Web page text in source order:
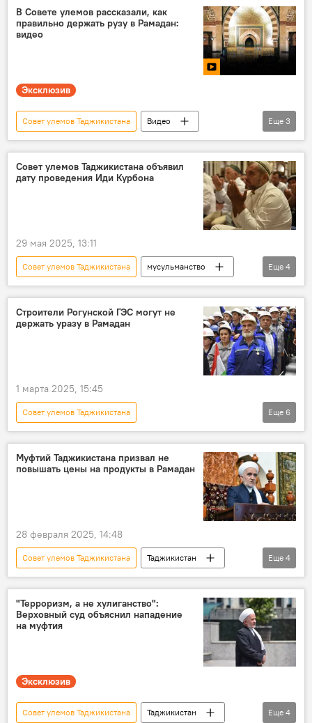
В Совете улемов рассказали, как
правильно держать рузу в Рамадан:
видео
Эксклюзив
Совет улемов Таджикистана
Видео
Священный месяц Рамадан - 2026
Религия
Еще 3
Совет улемов Таджикистана объявил
дату проведения Иди Курбона
29 мая 2025, 13:11
Совет улемов Таджикистана
мусульманство
Какой сегодня праздник: календарь важных дат 2026
Таджикистан Иди Курбон
Еще 4
Строители Рогунской ГЭС могут не
держать уразу в Рамадан
1 марта 2025, 15:45
Совет улемов Таджикистана
Священный месяц Рамадан - 2026
Таджикистан
Сайидмукарам Абдукодирзода
Религия
Еще 6
Муфтий Таджикистана призвал не
повышать цены на продукты в Рамадан
28 февраля 2025, 14:48
Совет улемов Таджикистана
Таджикистан
Саидмукаррам Абдулкодирзода
Священный месяц Рамадан - 2026
Религия
ислам
Еще 4
"Терроризм, а не хулиганство":
Верховный суд объяснил нападение
на муфтия
Эксклюзив
Совет улемов Таджикистана Таджикистан Еще 4